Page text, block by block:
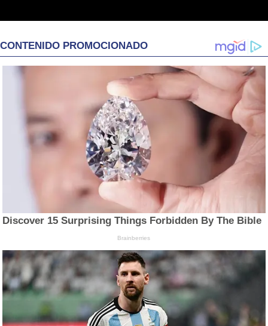
CONTENIDO PROMOCIONADO
Discover 15 Surprising Things Forbidden By The Bible
Brainberries